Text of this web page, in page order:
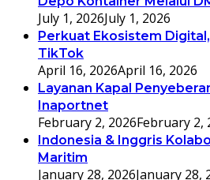
July 1, 2026July 1, 2026
Perkuat Ekosistem
TikTok
April 16, 2026April 16, 2026
Layanan Kapal
Inaportnet
February 2, 2026February 2,
Indonesia & Inggris
Maritim
January 28, 2026January 28,